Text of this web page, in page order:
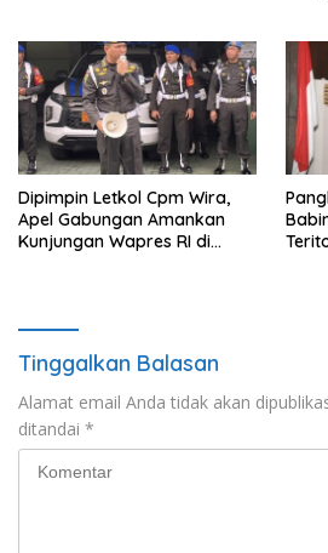
Dipimpin Letkol Cpm Wira,
Apel Gabungan Amankan
Kunjungan Wapres RI di
Tinggalkan Balasan
Alamat email Anda tidak akan
ditandai *